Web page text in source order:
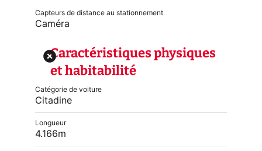
Capteurs de distance au stationnement
Caméra
Caractéristiques physiques
et habitabilité
Catégorie de voiture
Citadine
Longueur
4.166m